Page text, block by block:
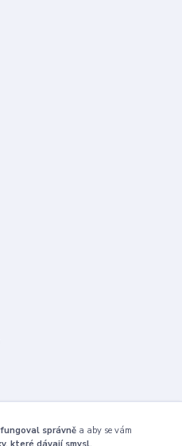
správně a aby se vám
které dávají smysl.